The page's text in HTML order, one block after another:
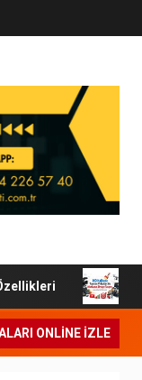
ONLINE IZLE